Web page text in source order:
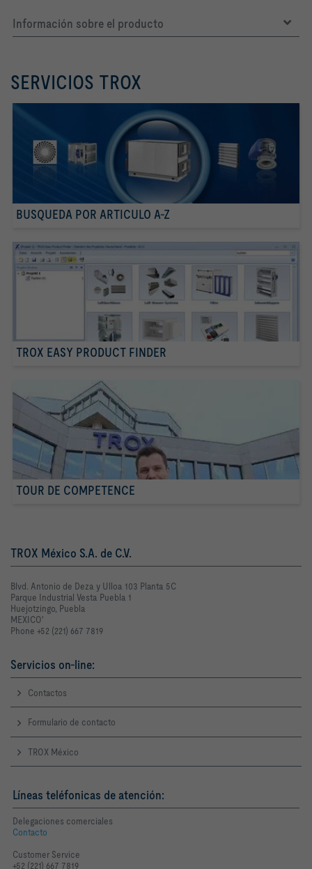
Información sobre el producto
SERVICIOS TROX
BUSQUEDA POR ARTICULO A-Z
TROX EASY PRODUCT FINDER
TOUR DE COMPETENCE
TROX México S.A. de C.V.
Blvd. Antonio de Deza y Ulloa 103 Planta 5C
Parque Industrial Vesta Puebla 1
Huejotzingo, Puebla
MEXICO'
Phone +52 (221) 667 7819
Servicios on-line:
Contactos
Formulario de contacto
TROX México
Líneas teléfonicas de atención:
Delegaciones comerciales
Contacto
Customer Service
+52 (221) 667 7819